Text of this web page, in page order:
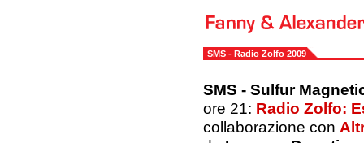
SMS - Radio Zolfo 2009
SMS - Sulfur
ore 21: Radio Zolfo:
collaborazione con